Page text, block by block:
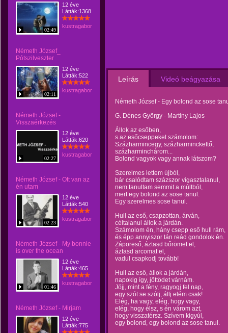
02:49
12 éve
Látták:1368
kustragabor
Németh József_
Pótszilveszter
02:11
12 éve
Látták:522
kustragabor
Németh József -
Visszaérkezés
02:27
12 éve
Látták:620
kustragabor
Németh József - Ott van az
én utam
02:23
12 éve
Látták:540
kustragabor
Németh József - My bonnie
is over the ocean
01:46
12 éve
Látták:465
kustragabor
Németh József - Mirjam
12 éve
Látták:775
Leírás Videó beágyazása
Németh József - Egy bolond az sose
G. Dénes György - Martiny Lajos
Állok az esőben,
s az esőcseppeket számolom:
Százharmincegy, százharminckettő,
százharminchárom...
Bolond vagyok vagy annak látszom?
Szerelmes lettem újból,
bár csalódtam százszor vigasztalanul,
nem tanultam semmit a múltból,
mert egy bolond az sose tanul.
Egy szerelmes sose tanul.
Hull az eső, csapzottan, árván,
céltalanul állok a járdán.
Számolom én, hány csepp eső hull rám,
és épp annyiszor tán reád gondolok én.
Záporeső, áztasd bőrömet el,
áztasd arcomat el,
vadul csapkodj tovább!
Hull az eső, állok a járdán,
napokig így, jöttödet várnám.
Jöjj, mint a fény, ragyogj fel nap,
egy szót se szólj, állj elém csak!
Elég, ha vagy, elég, hogy vagy,
elég, hogy élsz, s én várom azt,
hogy visszatérsz. Szívem kigyúl,
egy bolond, egy bolond az sose tanul.